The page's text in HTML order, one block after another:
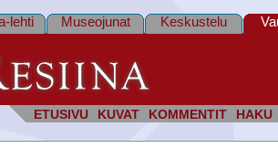
ETUSIVU KUVAT KOMMENTIT HAKU
lehti Museojunat Keskustelu